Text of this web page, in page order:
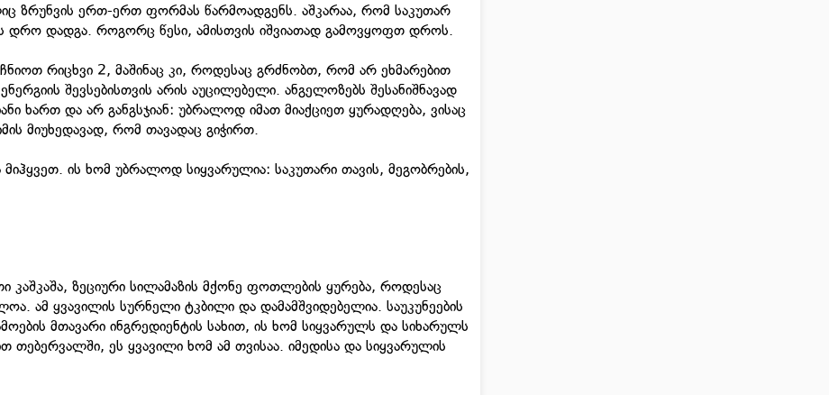
ზრუნვის ერთ-ერთ ფორმას წარმოადგენს. აშკარაა, რომ საკუთარ
დრო დადგა. როგორც წესი, ამისთვის იშვიათად გამოვყოფთ დროს.
რიცხვი 2, მაშინაც კი, როდესაც გრძნობთ, რომ არ ეხმარებით
შევსებისთვის არის აუცილებელი. ანგელოზებს შესანიშნავად
ხართ და არ განგსჯიან: უბრალოდ იმათ მიაქციეთ ყურადღება, ვისაც
მიუხედავად, რომ თავადაც გიჭირთ.
ის ხომ უბრალოდ სიყვარულია: საკუთარი თავის, მეგობრების,
კაშკაშა, ზეციური სილამაზის მქონე ფოთლების ყურება, როდესაც
ამ ყვავილის სურნელი ტკბილი და დამამშვიდებელია. საუკუნეების
მთავარი ინგრედიენტის სახით, ის ხომ სიყვარულს და სიხარულს
თებერვალში, ეს ყვავილი ხომ ამ თვისაა. იმედისა და სიყვარულის